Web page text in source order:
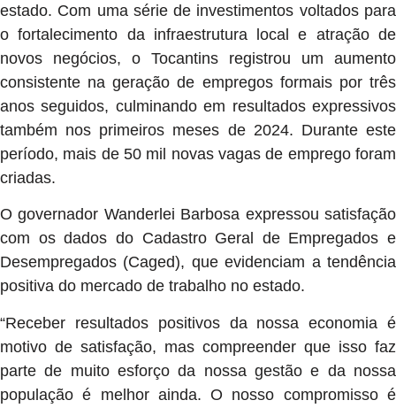
estado. Com uma série de investimentos voltados para
o fortalecimento da infraestrutura local e atração de
novos negócios, o Tocantins registrou um aumento
consistente na geração de empregos formais por três
anos seguidos, culminando em resultados expressivos
também nos primeiros meses de 2024. Durante este
período, mais de 50 mil novas vagas de emprego foram
criadas.
O governador Wanderlei Barbosa expressou satisfação
com os dados do Cadastro Geral de Empregados e
Desempregados (Caged), que evidenciam a tendência
positiva do mercado de trabalho no estado.
“Receber resultados positivos da nossa economia é
motivo de satisfação, mas compreender que isso faz
parte de muito esforço da nossa gestão e da nossa
população é melhor ainda. O nosso compromisso é